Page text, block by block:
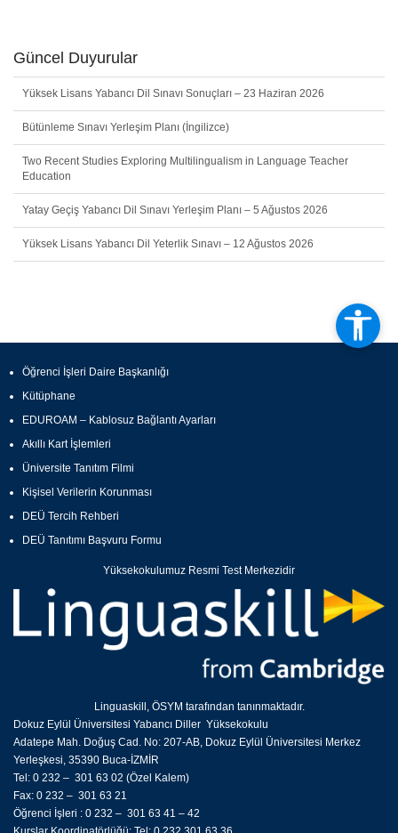
Güncel Duyurular
Yüksek Lisans Yabancı Dil Sınavı Sonuçları – 23 Haziran 2026
Bütünleme Sınavı Yerleşim Planı (İngilizce)
Two Recent Studies Exploring Multilingualism in Language Teacher
Education
Yatay Geçiş Yabancı Dil Sınavı Yerleşim Planı – 5 Ağustos 2026
Yüksek Lisans Yabancı Dil Yeterlik Sınavı – 12 Ağustos 2026
Öğrenci İşleri Daire Başkanlığı
Kütüphane
EDUROAM – Kablosuz Bağlantı Ayarları
Akıllı Kart İşlemleri
Üniversite Tanıtım Filmi
Kişisel Verilerin Korunması
DEÜ Tercih Rehberi
DEÜ Tanıtımı Başvuru Formu
Yüksekokulumuz Resmi Test Merkezidir
Linguaskill, ÖSYM tarafından tanınmaktadır.
Dokuz Eylül Üniversitesi Yabancı Diller Yüksekokulu
Adatepe Mah. Doğuş Cad. No: 207-AB, Dokuz Eylül Üniversitesi Merkez
Yerleşkesi, 35390 Buca-İZMİR
Tel: 0 232 – 301 63 02 (Özel Kalem)
Fax: 0 232 – 301 63 21
Öğrenci İşleri : 0 232 – 301 63 41 – 42